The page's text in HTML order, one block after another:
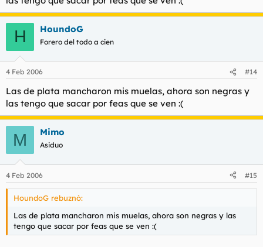
H HoundoG
Forero del todo a cien
4 Feb 2006 #14
Las de plata mancharon mis muelas, ahora son negras y
las tengo que sacar por feas que se ven :(
M Mimo
Asiduo
4 Feb 2006 #15
HoundoG rebuznó:
Las de plata mancharon mis muelas, ahora son negras y las
tengo que sacar por feas que se ven :(